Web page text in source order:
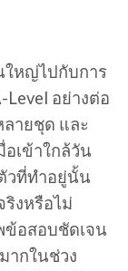
ใหญ่ไปกับการ
อย่างต่อ
ายชุด และ
เข้าใกล้วัน
วที่ทำอยู่นั้น
งหรือไม่
ข้อสอบชัดเจน
ากในช่วง